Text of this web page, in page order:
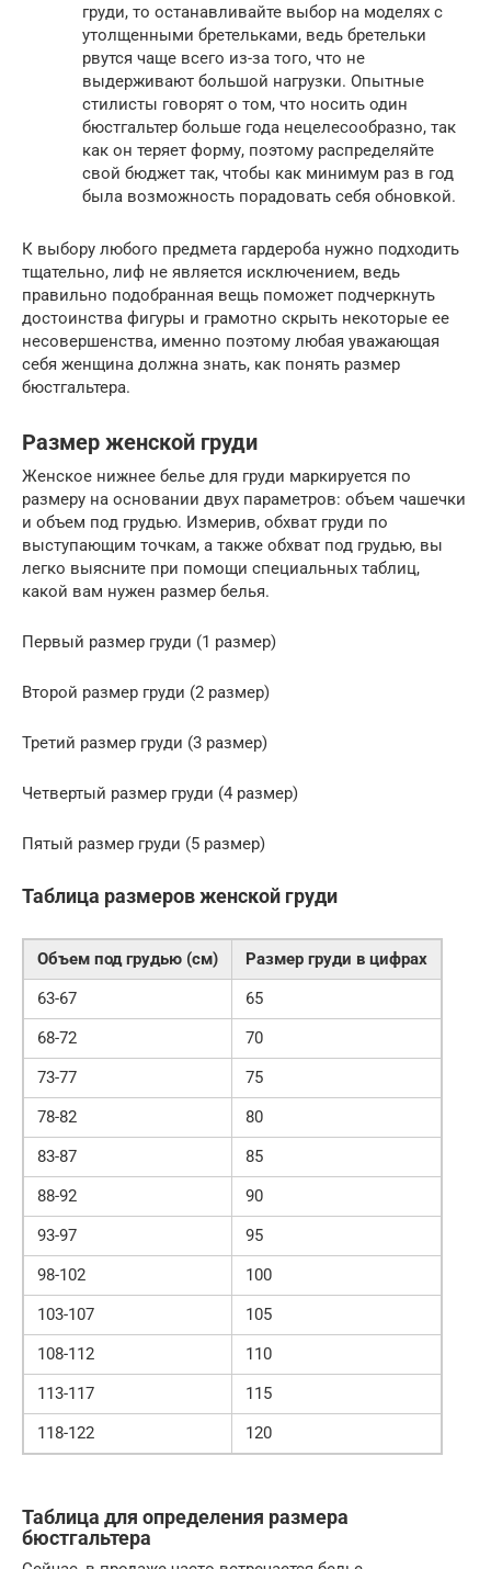
груди, то останавливайте выбор на моделях с
утолщенными бретельками, ведь бретельки
рвутся чаще всего из-за того, что не
выдерживают большой нагрузки. Опытные
стилисты говорят о том, что носить один
бюстгальтер больше года нецелесообразно, так
как он теряет форму, поэтому распределяйте
свой бюджет так, чтобы как минимум раз в год
была возможность порадовать себя обновкой.
К выбору любого предмета гардероба нужно подходить
тщательно, лиф не является исключением, ведь
правильно подобранная вещь поможет подчеркнуть
достоинства фигуры и грамотно скрыть некоторые ее
несовершенства, именно поэтому любая уважающая
себя женщина должна знать, как понять размер
бюстгальтера.
Размер женской груди
Женское нижнее белье для груди маркируется по
размеру на основании двух параметров: объем чашечки
и объем под грудью. Измерив, обхват груди по
выступающим точкам, а также обхват под грудью, вы
легко выясните при помощи специальных таблиц,
какой вам нужен размер белья.
Первый размер груди (1 размер)
Второй размер груди (2 размер)
Третий размер груди (3 размер)
Четвертый размер груди (4 размер)
Пятый размер груди (5 размер)
Таблица размеров женской груди
Объем под грудью (см)
Размер груди в цифрах
63-67
65
68-72
70
73-77
75
78-82
80
83-87
85
88-92
90
93-97
95
98-102
100
103-107
105
108-112
110
113-117
115
118-122
120
Таблица для определения размера
бюстгальтера